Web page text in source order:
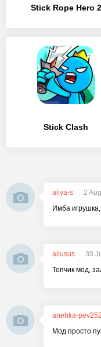
Stick Rope Hero 2
Stick Clash
aliya-s
2
Имба
aliusus
30
Топчик мод,
anehka-pev252
Мод просто